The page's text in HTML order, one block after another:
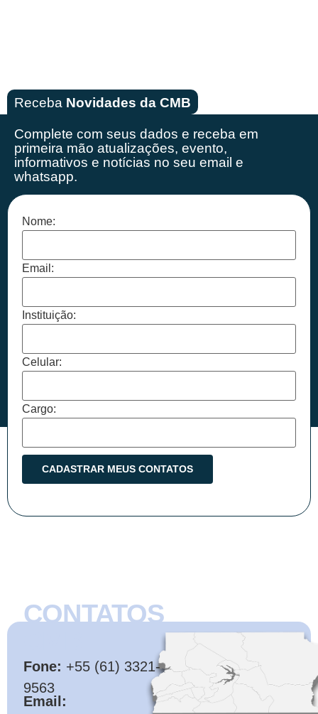
Receba Novidades da CMB
Complete com seus dados e receba em
primeira mão atualizações, evento,
informativos e notícias no seu email e
whatsapp.
Nome:
Email:
Instituição:
Celular:
Cargo:
CONTATOS
Fone: +55 (61) 3321-
9563
Email: